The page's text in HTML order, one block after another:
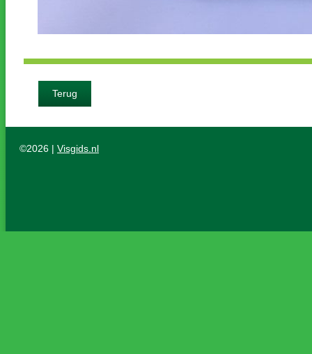
Terug
©2026 | Visgids.nl